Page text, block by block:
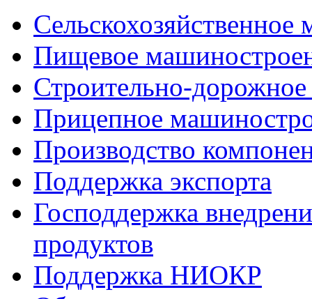
Пищевое
Строительно-
Прицепное
Производство
Поддержка экспорта
Господдержка
продуктов
Поддержка НИОКР